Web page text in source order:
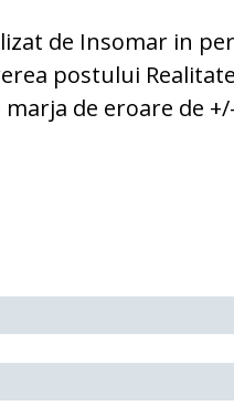
de Insomar in
postului
de eroare de